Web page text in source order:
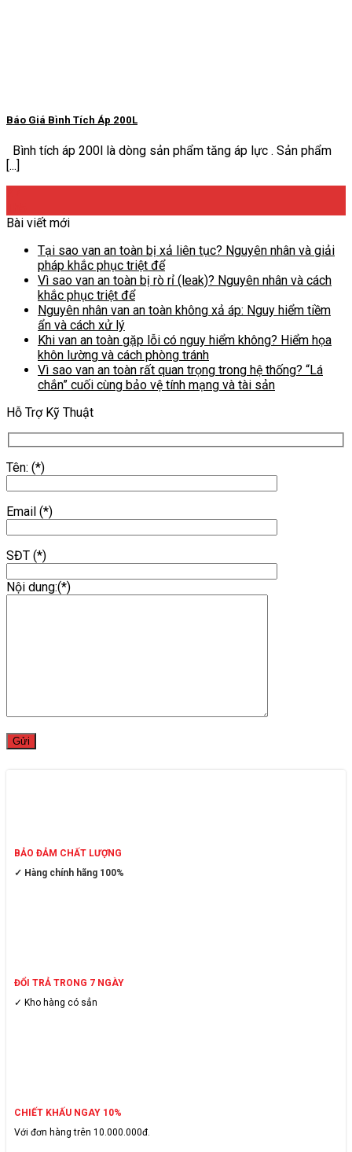
Báo Giá Bình Tích Áp 200L
Bình tích áp 200l là dòng sản phẩm tăng áp lực . Sản phẩm
[...]
Bài viết mới
Tại sao van an toàn bị xả liên tục? Nguyên nhân và giải
pháp khắc phục triệt để
Vì sao van an toàn bị rò rỉ (leak)? Nguyên nhân và cách
khắc phục triệt để
Nguyên nhân van an toàn không xả áp: Nguy hiểm tiềm
ẩn và cách xử lý
Khi van an toàn gặp lỗi có nguy hiểm không? Hiểm họa
khôn lường và cách phòng tránh
Vì sao van an toàn rất quan trọng trong hệ thống? “Lá
chắn” cuối cùng bảo vệ tính mạng và tài sản
Hỗ Trợ Kỹ Thuật
Tên: (*)
Email (*)
SĐT (*)
Nội dung:(*)
BẢO ĐẢM CHẤT LƯỢNG
✓ Hàng chính hãng 100%
ĐỔI TRẢ TRONG 7 NGÀY
✓ Kho hàng có sẳn
CHIẾT KHẤU NGAY 10%
Với đơn hàng trên 10.000.000đ.